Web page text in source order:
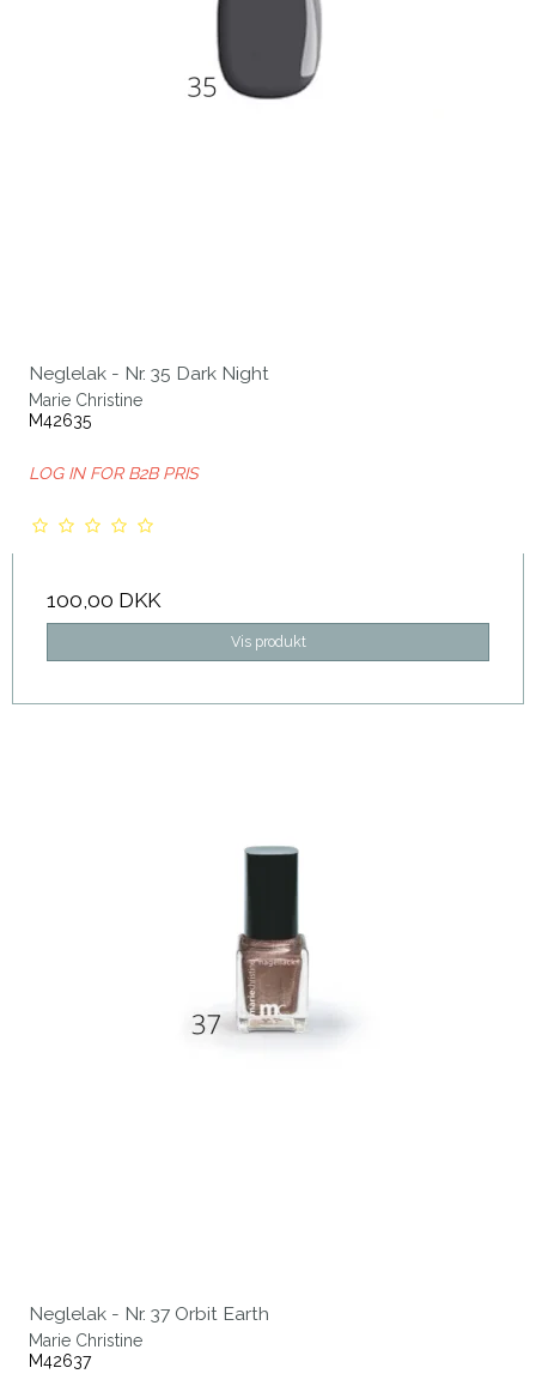
Neglelak - Nr. 35 Dark Night
Marie Christine
M42635
LOG IN FOR B2B PRIS
100,00 DKK
Vis produkt
Neglelak - Nr. 37 Orbit Earth
Marie Christine
M42637